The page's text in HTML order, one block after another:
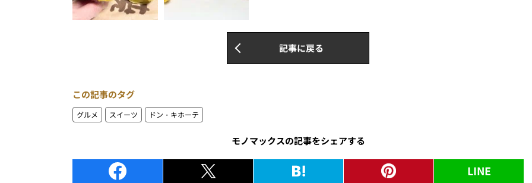
記事に戻る
この記事のタグ
グルメ スイーツ ドン・キホーテ
モノマックスの記事をシェアする
LINE